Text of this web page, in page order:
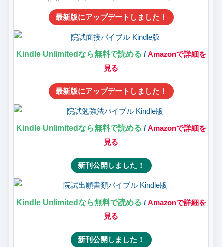
最新版にアップデートしました！
Kindle Unlimitedなら無料で読める / Amazonで詳細を
見る
最新版にアップデートしました！
Kindle Unlimitedなら無料で読める / Amazonで詳細を
見る
新刊公開しました！
Kindle Unlimitedなら無料で読める / Amazonで詳細を
見る
新刊公開しました！